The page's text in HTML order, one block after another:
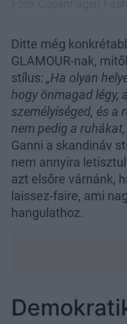
Ditte még
GLAMOUR-nak,
stílus: „Ha olyan
hogy önmagad légy,
személyiséged, és a
nem pedig a
Ganni a skandináv
nem annyira
azt elsőre várnánk,
laissez-faire, ami
hangulathoz.